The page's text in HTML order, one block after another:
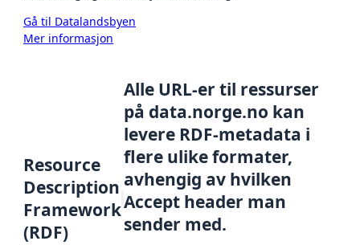
Gå til Datalandsbyen
Mer informasjon
Resource
Description
Framework
(RDF)
Alle URL-er til ressurser
på data.norge.no kan
levere RDF-metadata i
flere ulike formater,
avhengig av hvilken
Accept header man
sender med.